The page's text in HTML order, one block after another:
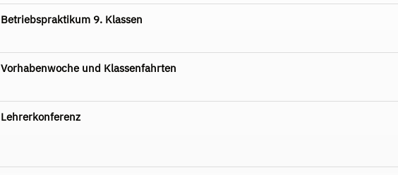
Betriebspraktikum 9. Klassen
Vorhabenwoche und Klassenfahrten
Lehrerkonferenz